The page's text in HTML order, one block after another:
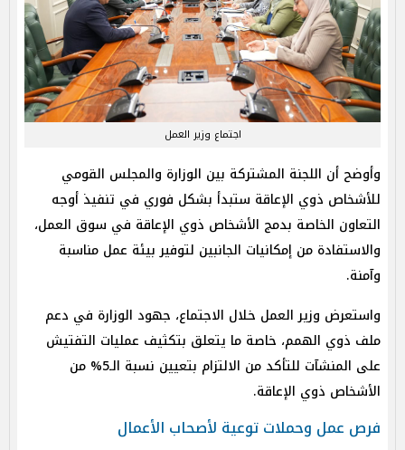
اجتماع وزير العمل
وأوضح أن اللجنة المشتركة بين الوزارة والمجلس القومي
للأشخاص ذوي الإعاقة ستبدأ بشكل فوري في تنفيذ أوجه
التعاون الخاصة بدمج الأشخاص ذوي الإعاقة في سوق العمل،
والاستفادة من إمكانيات الجانبين لتوفير بيئة عمل مناسبة
وآمنة.
واستعرض وزير العمل خلال الاجتماع، جهود الوزارة في دعم
ملف ذوي الهمم، خاصة ما يتعلق بتكثيف عمليات التفتيش
على المنشآت للتأكد من الالتزام بتعيين نسبة الـ5% من
الأشخاص ذوي الإعاقة.
فرص عمل وحملات توعية لأصحاب الأعمال